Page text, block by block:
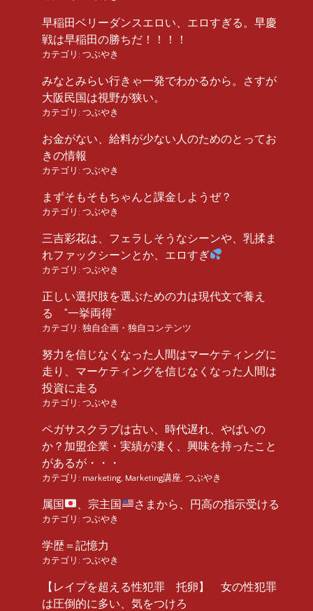
早稲田ベリーダンスエロい、エロすぎる。早慶
戦は早稲田の勝ちだ！！！！
カテゴリ: つぶやき
みなとみらい行きゃ一発でわかるから。さすが
大阪民国は視野が狭い。
カテゴリ: つぶやき
お金がない、給料が少ない人のためのとってお
きの情報
カテゴリ: つぶやき
まずそもそもちゃんと課金しようぜ？
カテゴリ: つぶやき
三吉彩花は、フェラしそうなシーンや、乳揉ま
れファックシーンとか、エロすぎ
カテゴリ: つぶやき
正しい選択肢を選ぶための力は現代文で養え
る “一挙両得”
カテゴリ: 独自企画・独自コンテンツ
努力を信じなくなった人間はマーケティングに
走り、マーケティングを信じなくなった人間は
投資に走る
カテゴリ: つぶやき
ペガサスクラブは古い、時代遅れ、やばいの
か？加盟企業・実績が凄く、興味を持ったこと
があるが・・・
カテゴリ: marketing Marketing講座 つぶやき
属国 、宗主国 さまから、円高の指示受ける
カテゴリ: つぶやき
学歴＝記憶力
カテゴリ: つぶやき
【レイプを超える性犯罪 托卵】 女の性犯罪
は圧倒的に多い、気をつけろ